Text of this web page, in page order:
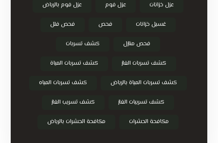
عزل خزانات عزل فوم عزل فوم بالرياض
غسيل خزانات فحص فحص فلل
فحص منازل كشف تسربات
كشف تسربات الغاز كشف تسربات المياة
كشف تسربات المياة بالرياض كشف تسربات المياه
كشف تسريبات الغاز كشف تسريب الغاز
مكافحة الحشرات مكافحة الحشرات بالرياض